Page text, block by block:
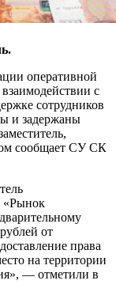
оперативной
с
сотрудников
и задержаны
сообщает СУ СК
«Рынок
от
права
на территории
— отметили в